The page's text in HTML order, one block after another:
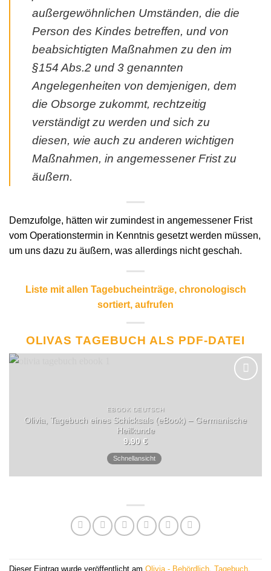
außergewöhnlichen Umständen, die die
Person des Kindes betreffen, und von
beabsichtigten Maßnahmen zu den im
§154 Abs.2 und 3 genannten
Angelegenheiten von demjenigen, dem
die Obsorge zukommt, rechtzeitig
verständigt zu werden und sich zu
diesen, wie auch zu anderen wichtigen
Maßnahmen, in angemessener Frist zu
äußern.
Demzufolge, hätten wir zumindest in angemessener Frist
vom Operationstermin in Kenntnis gesetzt werden müssen,
um uns dazu zu äußern, was allerdings nicht geschah.
Liste mit allen Tagebucheinträge, chronologisch
sortiert, aufrufen
OLIVAS TAGEBUCH ALS PDF-DATEI
EBOOK DEUTSCH
Olivia, Tagebuch eines Schicksals (eBook) – Germanische
Heilkunde
9.90 €
Schnellansicht
Dieser Eintrag wurde veröffentlicht am Olivia - Behördlich Tagebuch